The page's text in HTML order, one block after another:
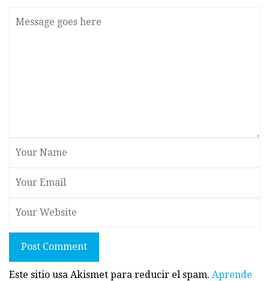
Post Comment
Este sitio usa Akismet para reducir el spam. Aprende